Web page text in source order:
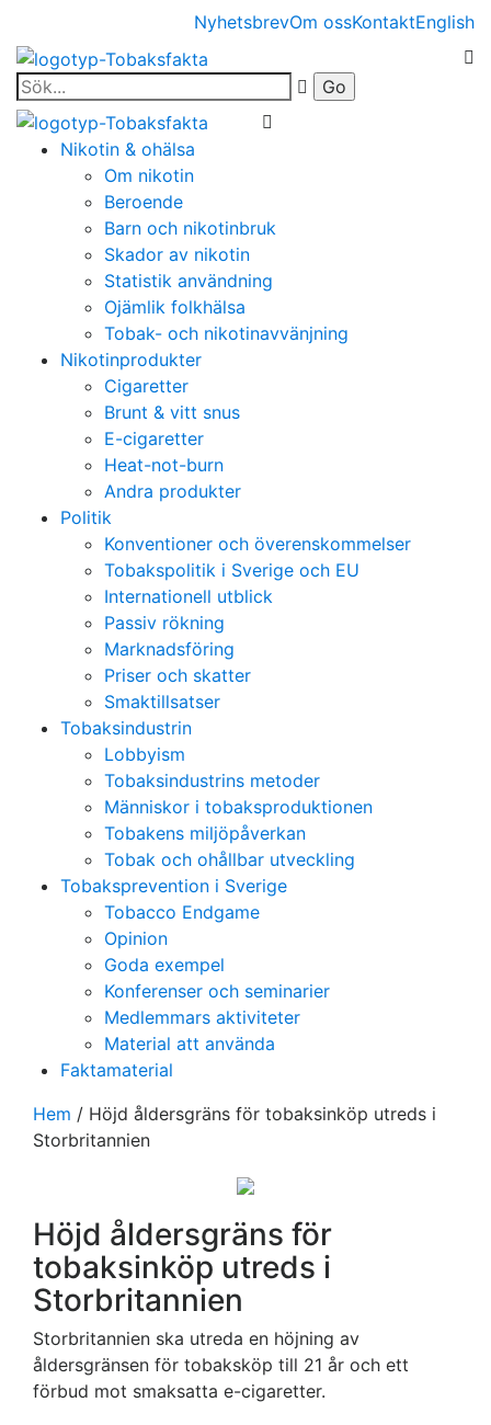
NyhetsbrevOm ossKontaktEnglish
Nikotin & ohälsa
Om nikotin
Beroende
Barn och nikotinbruk
Skador av nikotin
Statistik användning
Ojämlik folkhälsa
Tobak- och nikotinavvänjning
Nikotinprodukter
Cigaretter
Brunt & vitt snus
E-cigaretter
Heat-not-burn
Andra produkter
Politik
Konventioner och överenskommelser
Tobakspolitik i Sverige och EU
Internationell utblick
Passiv rökning
Marknadsföring
Priser och skatter
Smaktillsatser
Tobaksindustrin
Lobbyism
Tobaksindustrins metoder
Människor i tobaksproduktionen
Tobakens miljöpåverkan
Tobak och ohållbar utveckling
Tobaksprevention i Sverige
Tobacco Endgame
Opinion
Goda exempel
Konferenser och seminarier
Medlemmars aktiviteter
Material att använda
Faktamaterial
Hem / Höjd åldersgräns för tobaksinköp utreds i
Storbritannien
Höjd åldersgräns för
tobaksinköp utreds i
Storbritannien
Storbritannien ska utreda en höjning av
åldersgränsen för tobaksköp till 21 år och ett
förbud mot smaksatta e-cigaretter.